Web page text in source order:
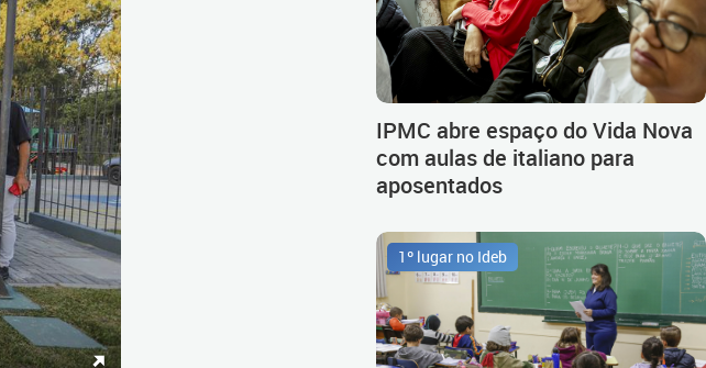
IPMC abre espaço do Vida Nova
com aulas de italiano para
aposentados
1º lugar no Ideb